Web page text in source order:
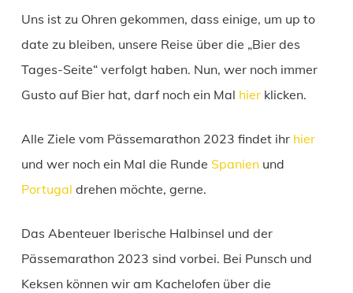
Uns ist zu Ohren gekommen, dass einige, um up to
date zu bleiben, unsere Reise über die „Bier des
Tages-Seite“ verfolgt haben. Nun, wer noch immer
Gusto auf Bier hat, darf noch ein Mal hierklicken.
Alle Ziele vom Pässemarathon 2023 findet ihr hier
und wer noch ein Mal die Runde Spanienund
Portugal drehen möchte, gerne.
Das Abenteuer Iberische Halbinsel und der
Pässemarathon 2023 sind vorbei. Bei Punsch und
Keksen können wir am Kachelofen über die